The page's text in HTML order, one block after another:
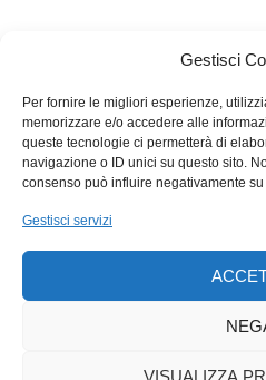
Gestisci
Per fornire le migliori esperienze,
memorizzare e/o accedere alle
queste tecnologie ci permetterà di
navigazione o ID unici su questo sito.
consenso può influire negativamente
Gestisci servizi
VISUALIZZA